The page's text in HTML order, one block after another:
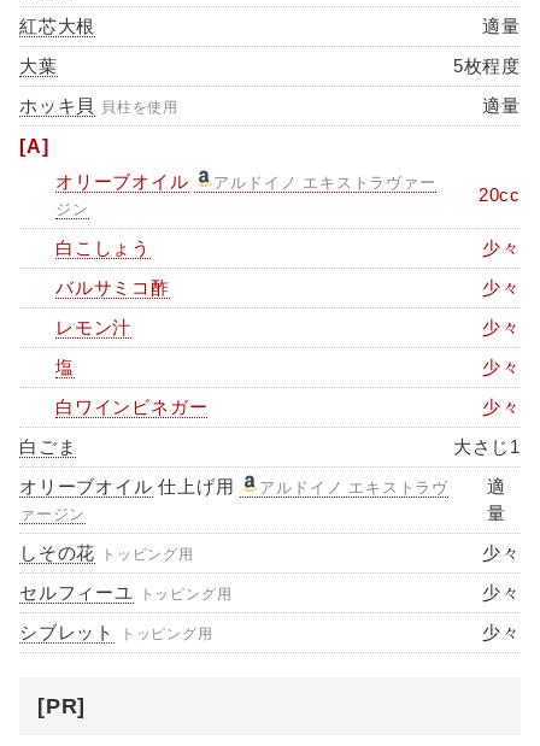
紅芯大根
適量
大葉
5枚程度
ホッキ貝
貝柱を使用
適量
[A]
オリーブオイル
アルドイノ エキストラヴァー
ジン
20cc
白こしょう
少々
バルサミコ酢
少々
レモン汁
少々
塩
少々
白ワインビネガー
少々
白ごま
大さじ1
オリーブオイル 仕上げ用
アルドイノ エキストラヴ
ァージン
適
量
しその花
トッピング用
少々
セルフィーユ
トッピング用
少々
シブレット
トッピング用 少々
[PR]